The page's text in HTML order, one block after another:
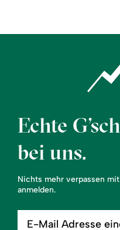
Echte
bei uns.
Nichts mehr verpassen
anmelden.
Mail